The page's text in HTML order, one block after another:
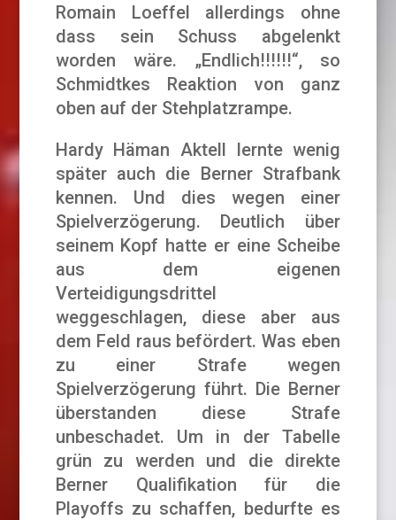
Romain Loeffel allerdings ohne
dass sein Schuss abgelenkt
worden wäre. „Endlich!!!!!!“, so
Schmidtkes Reaktion von ganz
oben auf der Stehplatzrampe.
Hardy Häman Aktell lernte wenig
später auch die Berner Strafbank
kennen. Und dies wegen einer
Spielverzögerung. Deutlich über
seinem Kopf hatte er eine Scheibe
aus dem eigenen
Verteidigungsdrittel
weggeschlagen, diese aber aus
dem Feld raus befördert. Was eben
zu einer Strafe wegen
Spielverzögerung führt. Die Berner
überstanden diese Strafe
unbeschadet. Um in der Tabelle
grün zu werden und die direkte
Berner Qualifikation für die
Playoffs zu schaffen, bedurfte es